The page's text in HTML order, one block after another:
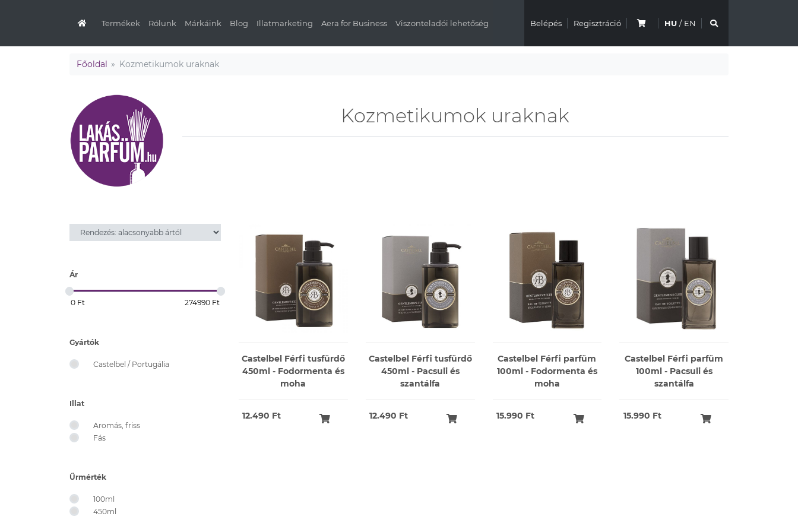
Termékek Rólunk Márkáink Blog Illatmarketing Aera for Business Viszonteladói lehetőség Belépés Regisztráció HU / EN
Főoldal Kozmetikumok uraknak
Kozmetikumok uraknak
Ár
Gyártók
Castelbel / Portugália
Illat
Aromás, friss
Fás
Űrmérték
100ml
450ml
Castelbel Férfi tusfürdő
450ml - Fodormenta és
moha
12.490 Ft
Castelbel Férfi tusfürdő
450ml - Pacsuli és
szantálfa
12.490 Ft
Castelbel Férfi parfüm
100ml - Fodormenta és
moha
15.990 Ft
Castelbel Férfi parfüm
100ml - Pacsuli és
szantálfa
15.990 Ft